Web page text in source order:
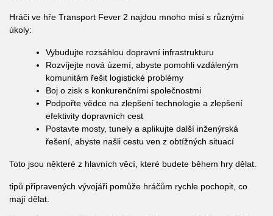
Hráči ve hře Transport Fever 2 najdou mnoho misí s různými
úkoly:
Vybudujte rozsáhlou dopravní infrastrukturu
Rozvíjejte nová území, abyste pomohli vzdáleným
komunitám řešit logistické problémy
Boj o zisk s konkurenčními společnostmi
Podpořte vědce na zlepšení technologie a zlepšení
efektivity dopravních cest
Postavte mosty, tunely a aplikujte další inženýrská
řešení, abyste našli cestu ven z obtížných situací
Toto jsou některé z hlavních věcí, které budete během hry dělat.
tipů připravených vývojáři pomůže hráčům rychle pochopit, co
mají dělat.